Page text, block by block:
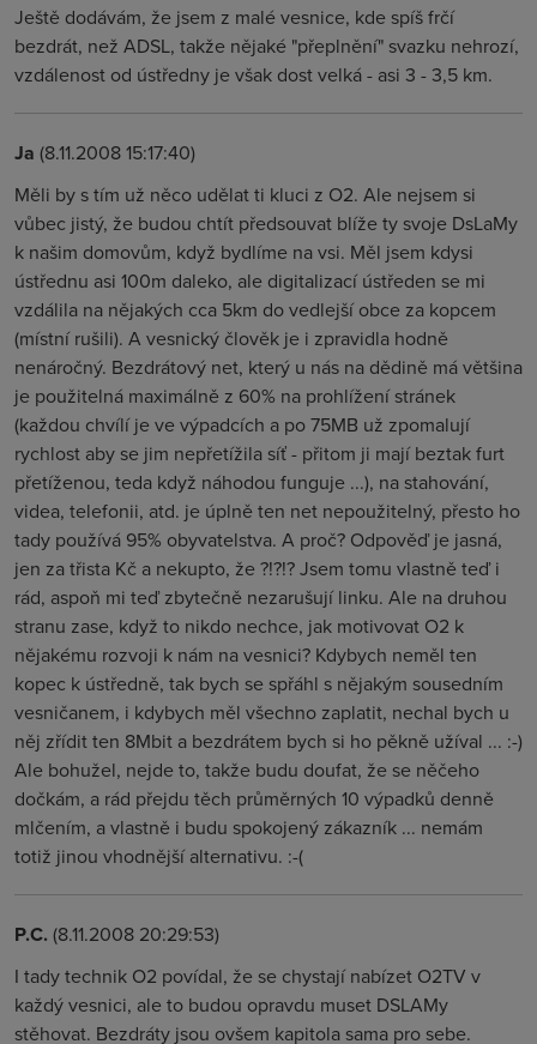
Ještě dodávám, že jsem z malé vesnice, kde spíš frčí
bezdrát, než ADSL, takže nějaké "přeplnění" svazku nehrozí,
vzdálenost od ústředny je však dost velká - asi 3 - 3,5 km.
Ja (8.11.2008 15:17:40)
Měli by s tím už něco udělat ti kluci z O2. Ale nejsem si
vůbec jistý, že budou chtít předsouvat blíže ty svoje DsLaMy
k našim domovům, když bydlíme na vsi. Měl jsem kdysi
ústřednu asi 100m daleko, ale digitalizací ústředen se mi
vzdálila na nějakých cca 5km do vedlejší obce za kopcem
(místní rušili). A vesnický člověk je i zpravidla hodně
nenáročný. Bezdrátový net, který u nás na dědině má většina
je použitelná maximálně z 60% na prohlížení stránek
(každou chvílí je ve výpadcích a po 75MB už zpomalují
rychlost aby se jim nepřetížila síť - přitom ji mají beztak furt
přetíženou, teda když náhodou funguje ...), na stahování,
videa, telefonii, atd. je úplně ten net nepoužitelný, přesto ho
tady používá 95% obyvatelstva. A proč? Odpověď je jasná,
jen za třista Kč a nekupto, že ?!?!? Jsem tomu vlastně teď i
rád, aspoň mi teď zbytečně nezarušují linku. Ale na druhou
stranu zase, když to nikdo nechce, jak motivovat O2 k
nějakému rozvoji k nám na vesnici? Kdybych neměl ten
kopec k ústředně, tak bych se spřáhl s nějakým sousedním
vesničanem, i kdybych měl všechno zaplatit, nechal bych u
něj zřídit ten 8Mbit a bezdrátem bych si ho pěkně užíval ... :-)
Ale bohužel, nejde to, takže budu doufat, že se něčeho
dočkám, a rád přejdu těch průměrných 10 výpadků denně
mlčením, a vlastně i budu spokojený zákazník ... nemám
totiž jinou vhodnější alternativu. :-(
P.C. (8.11.2008 20:29:53)
I tady technik O2 povídal, že se chystají nabízet O2TV v
každý vesnici, ale to budou opravdu muset DSLAMy
stěhovat. Bezdráty jsou ovšem kapitola sama pro sebe.